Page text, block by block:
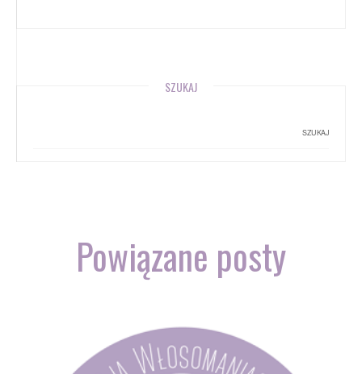
SZUKAJ
Powiązane posty